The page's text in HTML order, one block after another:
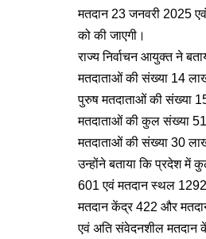
मतदान 23 जनवरी 2025
को की जाएगी।
राज्य निर्वाचन आयुक्त ने
मतदाताओं की संख्या 14
पुरुष मतदाताओं की संख्या
मतदाताओं की कुल संख्या
मतदाताओं की संख्या 30
उन्होंने बताया कि प्रदेश में
601 एवं मतदान स्थल
मतदान केंद्र 422 और
एवं अति संवेदनशील मतदान